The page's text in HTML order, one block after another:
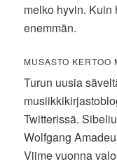
melko hyvin. Kuin
enemmän.
MUSASTO KERTOO
Turun uusia
Twitterissä.
Wolfgang
Viime vuonna